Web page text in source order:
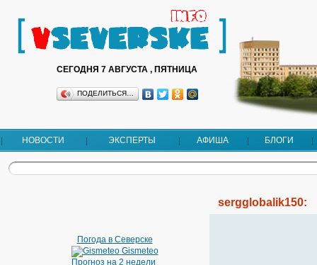
СЕГОДНЯ 7 АВГУСТА , ПЯТНИЦА
ПОДЕЛИТЬСЯ…
НОВОСТИ ЭКСПЕРТЫ АФИША БЛОГИ
Погода в Северске
Gismeteo
Прогноз на 2 недели
sergglobalik150: